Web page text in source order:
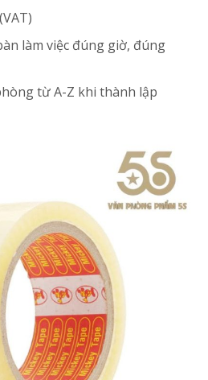
làm việc đúng giờ, đúng
từ A-Z khi thành lập